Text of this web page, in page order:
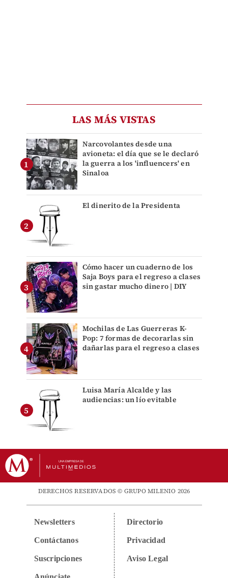
LAS MÁS VISTAS
Narcovolantes desde una
avioneta: el día que se le declaró
la guerra a los 'influencers' en
Sinaloa
El dinerito de la Presidenta
Cómo hacer un cuaderno de los
Saja Boys para el regreso a clases
sin gastar mucho dinero | DIY
Mochilas de Las Guerreras K-
Pop: 7 formas de decorarlas sin
dañarlas para el regreso a clases
Luisa María Alcalde y las
audiencias: un lío evitable
DERECHOS RESERVADOS © GRUPO MILENIO 2026
Newsletters
Contáctanos
Suscripciones
Directorio
Privacidad
Aviso Legal